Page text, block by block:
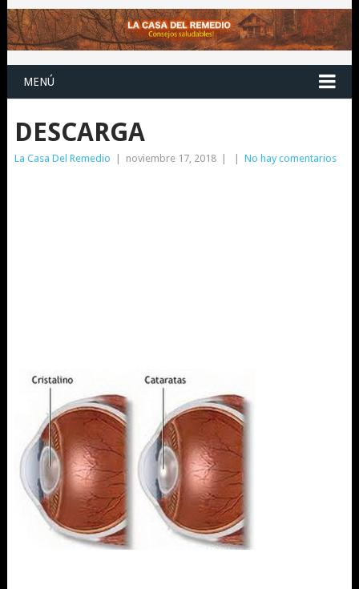
MENÚ
DESCARGA
La Casa Del Remedio noviembre 17, 2018 No hay comentarios